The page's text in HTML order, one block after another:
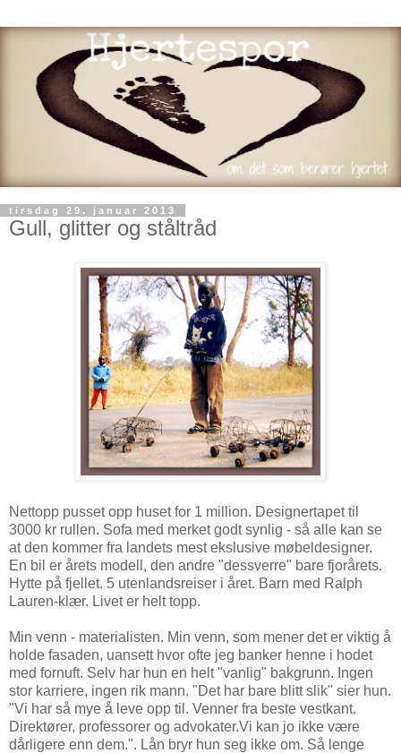
tirsdag 29. januar 2013
Gull, glitter og ståltråd
Nettopp pusset opp huset for 1 million. Designertapet til
3000 kr rullen. Sofa med merket godt synlig - så alle kan se
at den kommer fra landets mest ekslusive møbeldesigner.
En bil er årets modell, den andre "dessverre" bare fjorårets.
Hytte på fjellet. 5 utenlandsreiser i året. Barn med Ralph
Lauren-klær. Livet er helt topp.
Min venn - materialisten. Min venn, som mener det er viktig å
holde fasaden, uansett hvor ofte jeg banker henne i hodet
med fornuft. Selv har hun en helt "vanlig" bakgrunn. Ingen
stor karriere, ingen rik mann. "Det har bare blitt slik" sier hun.
"Vi har så mye å leve opp til. Venner fra beste vestkant.
Direktører, professorer og advokater.Vi kan jo ikke være
dårligere enn dem.". Lån bryr hun seg ikke om. Så lenge